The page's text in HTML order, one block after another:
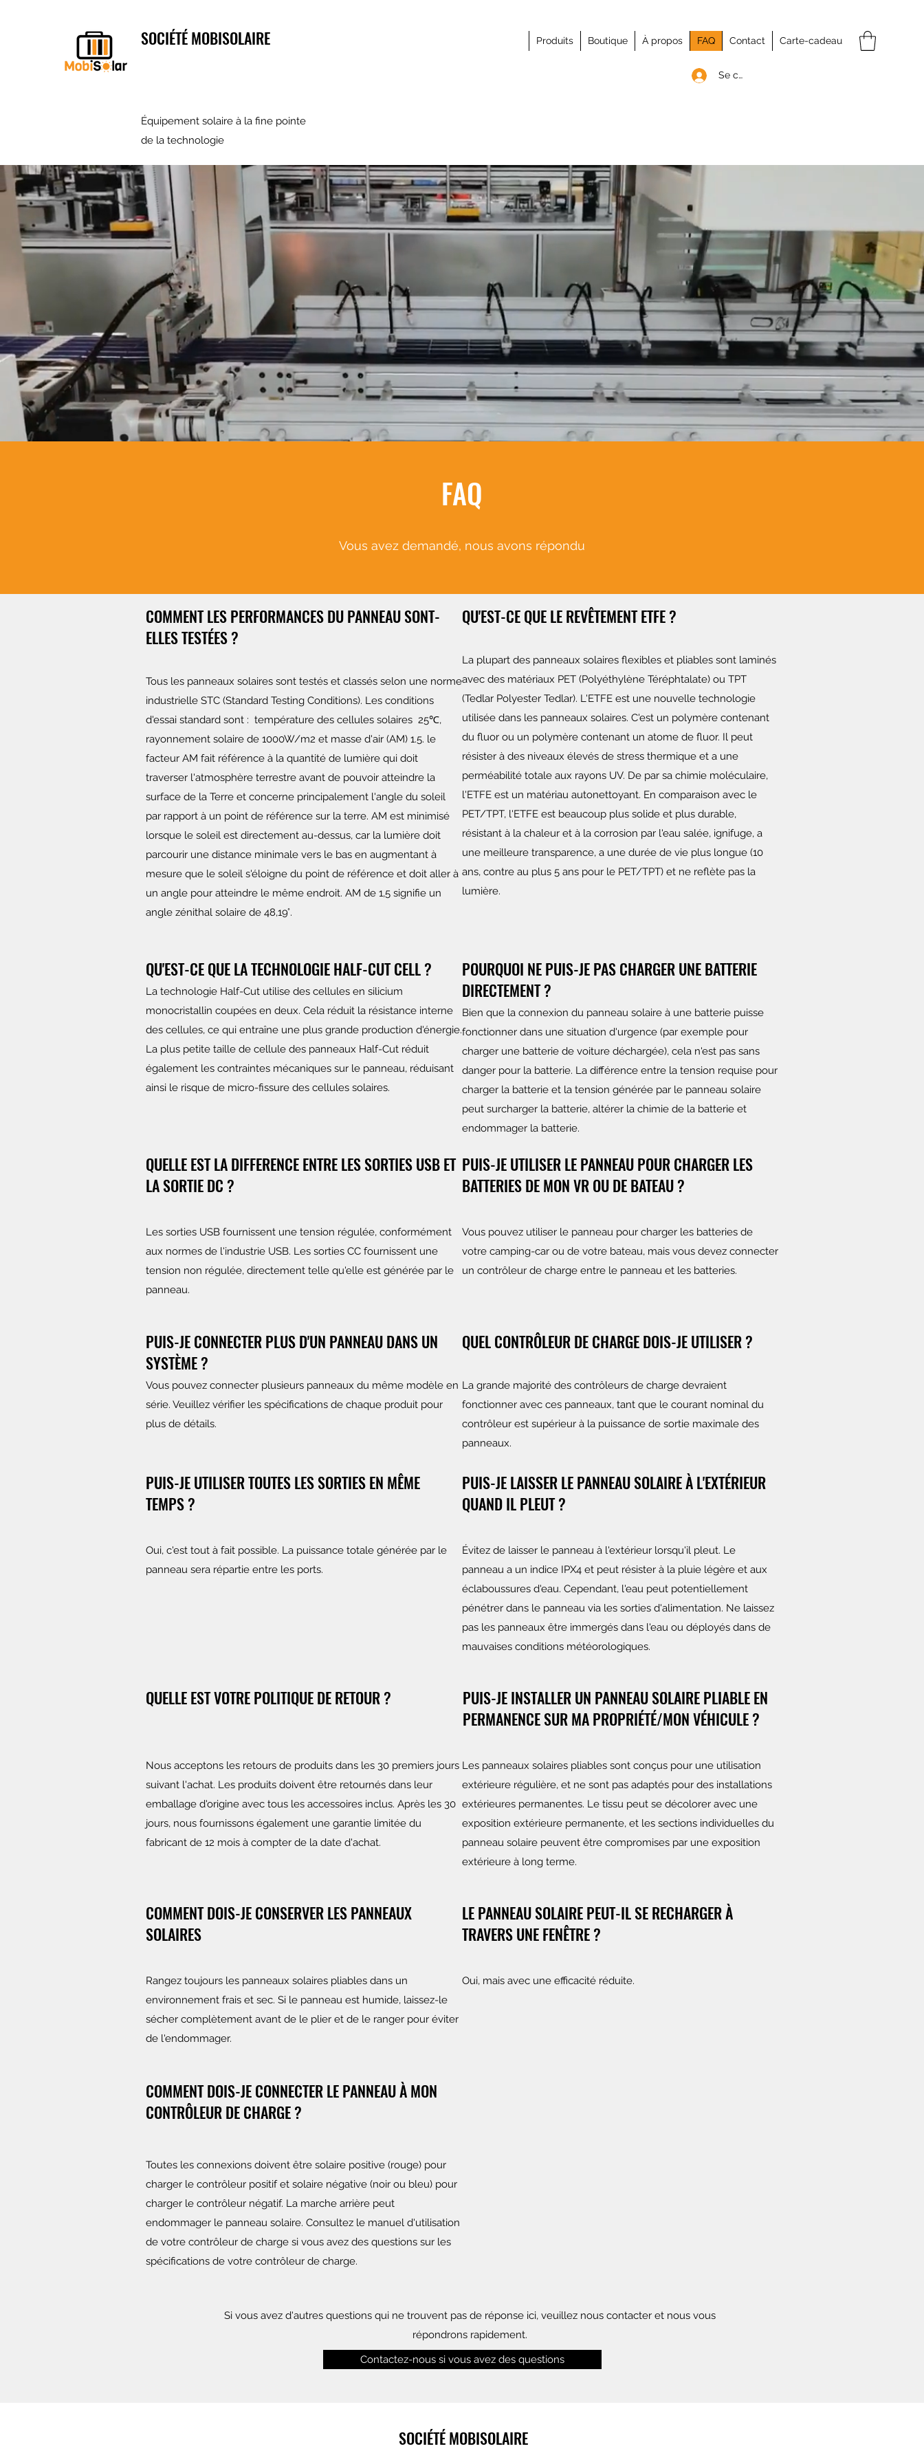
SOCIÉTÉ MOBISOLAIRE
Équipement solaire à la fine pointe
de la technologie
Produits Boutique À propos FAQ Contact Carte-cadeau
Se connecter
FAQ
Vous avez demandé, nous avons répondu
COMMENT LES PERFORMANCES DU PANNEAU SONT-
ELLES TESTÉES ?
Tous les panneaux solaires sont testés et classés selon une norme
industrielle STC (Standard Testing Conditions). Les conditions
d'essai standard sont : température des cellules solaires 25℃,
rayonnement solaire de 1000W/m2 et masse d'air (AM) 1.5. le
facteur AM fait référence à la quantité de lumière qui doit
traverser l'atmosphère terrestre avant de pouvoir atteindre la
surface de la Terre et concerne principalement l'angle du soleil
par rapport à un point de référence sur la terre. AM est minimisé
lorsque le soleil est directement au-dessus, car la lumière doit
parcourir une distance minimale vers le bas en augmentant à
mesure que le soleil s'éloigne du point de référence et doit aller à
un angle pour atteindre le même endroit. AM de 1,5 signifie un
angle zénithal solaire de 48,19°.
QU'EST-CE QUE LE REVÊTEMENT ETFE ?
La plupart des panneaux solaires flexibles et pliables sont laminés
avec des matériaux PET (Polyéthylène Téréphtalate) ou TPT
(Tedlar Polyester Tedlar). L'ETFE est une nouvelle technologie
utilisée dans les panneaux solaires. C'est un polymère contenant
du fluor ou un polymère contenant un atome de fluor. Il peut
résister à des niveaux élevés de stress thermique et a une
perméabilité totale aux rayons UV. De par sa chimie moléculaire,
l'ETFE est un matériau autonettoyant. En comparaison avec le
PET/TPT, l'ETFE est beaucoup plus solide et plus durable,
résistant à la chaleur et à la corrosion par l'eau salée, ignifuge, a
une meilleure transparence, a une durée de vie plus longue (10
ans, contre au plus 5 ans pour le PET/TPT) et ne reflète pas la
lumière.
QU'EST-CE QUE LA TECHNOLOGIE HALF-CUT CELL ?
La technologie Half-Cut utilise des cellules en silicium
monocristallin coupées en deux. Cela réduit la résistance interne
des cellules, ce qui entraîne une plus grande production d'énergie.
La plus petite taille de cellule des panneaux Half-Cut réduit
également les contraintes mécaniques sur le panneau, réduisant
ainsi le risque de micro-fissure des cellules solaires.
POURQUOI NE PUIS-JE PAS CHARGER UNE BATTERIE
DIRECTEMENT ?
Bien que la connexion du panneau solaire à une batterie puisse
fonctionner dans une situation d'urgence (par exemple pour
charger une batterie de voiture déchargée), cela n'est pas sans
danger pour la batterie. La différence entre la tension requise pour
charger la batterie et la tension générée par le panneau solaire
peut surcharger la batterie, altérer la chimie de la batterie et
endommager la batterie.
QUELLE EST LA DIFFERENCE ENTRE LES SORTIES USB ET
LA SORTIE DC ?
Les sorties USB fournissent une tension régulée, conformément
aux normes de l'industrie USB. Les sorties CC fournissent une
tension non régulée, directement telle qu'elle est générée par le
panneau.
PUIS-JE UTILISER LE PANNEAU POUR CHARGER LES
BATTERIES DE MON VR OU DE BATEAU ?
Vous pouvez utiliser le panneau pour charger les batteries de
votre camping-car ou de votre bateau, mais vous devez connecter
un contrôleur de charge entre le panneau et les batteries.
PUIS-JE CONNECTER PLUS D'UN PANNEAU DANS UN
SYSTÈME ?
Vous pouvez connecter plusieurs panneaux du même modèle en
série. Veuillez vérifier les spécifications de chaque produit pour
plus de détails.
QUEL CONTRÔLEUR DE CHARGE DOIS-JE UTILISER ?
La grande majorité des contrôleurs de charge devraient
fonctionner avec ces panneaux, tant que le courant nominal du
contrôleur est supérieur à la puissance de sortie maximale des
panneaux.
PUIS-JE UTILISER TOUTES LES SORTIES EN MÊME
TEMPS ?
Oui, c'est tout à fait possible. La puissance totale générée par le
panneau sera répartie entre les ports.
PUIS-JE LAISSER LE PANNEAU SOLAIRE À L'EXTÉRIEUR
QUAND IL PLEUT ?
Évitez de laisser le panneau à l'extérieur lorsqu'il pleut. Le
panneau a un indice IPX4 et peut résister à la pluie légère et aux
éclaboussures d'eau. Cependant, l'eau peut potentiellement
pénétrer dans le panneau via les sorties d'alimentation. Ne laissez
pas les panneaux être immergés dans l'eau ou déployés dans de
mauvaises conditions météorologiques.
QUELLE EST VOTRE POLITIQUE DE RETOUR ?
Nous acceptons les retours de produits dans les 30 premiers jours
suivant l'achat. Les produits doivent être retournés dans leur
emballage d'origine avec tous les accessoires inclus. Après les 30
jours, nous fournissons également une garantie limitée du
fabricant de 12 mois à compter de la date d'achat.
PUIS-JE INSTALLER UN PANNEAU SOLAIRE PLIABLE EN
PERMANENCE SUR MA PROPRIÉTÉ/MON VÉHICULE ?
Les panneaux solaires pliables sont conçus pour une utilisation
extérieure régulière, et ne sont pas adaptés pour des installations
extérieures permanentes. Le tissu peut se décolorer avec une
exposition extérieure permanente, et les sections individuelles du
panneau solaire peuvent être compromises par une exposition
extérieure à long terme.
COMMENT DOIS-JE CONSERVER LES PANNEAUX
SOLAIRES
Rangez toujours les panneaux solaires pliables dans un
environnement frais et sec. Si le panneau est humide, laissez-le
sécher complètement avant de le plier et de le ranger pour éviter
de l'endommager.
LE PANNEAU SOLAIRE PEUT-IL SE RECHARGER À
TRAVERS UNE FENÊTRE ?
Oui, mais avec une efficacité réduite.
COMMENT DOIS-JE CONNECTER LE PANNEAU À MON
CONTRÔLEUR DE CHARGE ?
Toutes les connexions doivent être solaire positive (rouge) pour
charger le contrôleur positif et solaire négative (noir ou bleu) pour
charger le contrôleur négatif. La marche arrière peut
endommager le panneau solaire. Consultez le manuel d'utilisation
de votre contrôleur de charge si vous avez des questions sur les
spécifications de votre contrôleur de charge.
Si vous avez d'autres questions qui ne trouvent pas de réponse ici, veuillez nous contacter et nous vous
répondrons rapidement.
Contactez-nous si vous avez des questions
SOCIÉTÉ MOBISOLAIRE